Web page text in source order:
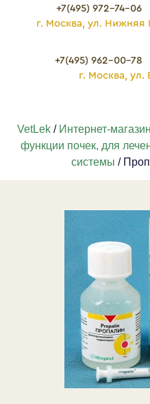
+7(495) 972-74-06
г. Москва, ул. Нижняя
+7(495) 962-00-78
г. Москва, ул.
VetLek / Интернет-магазин
функции почек, для
системы /